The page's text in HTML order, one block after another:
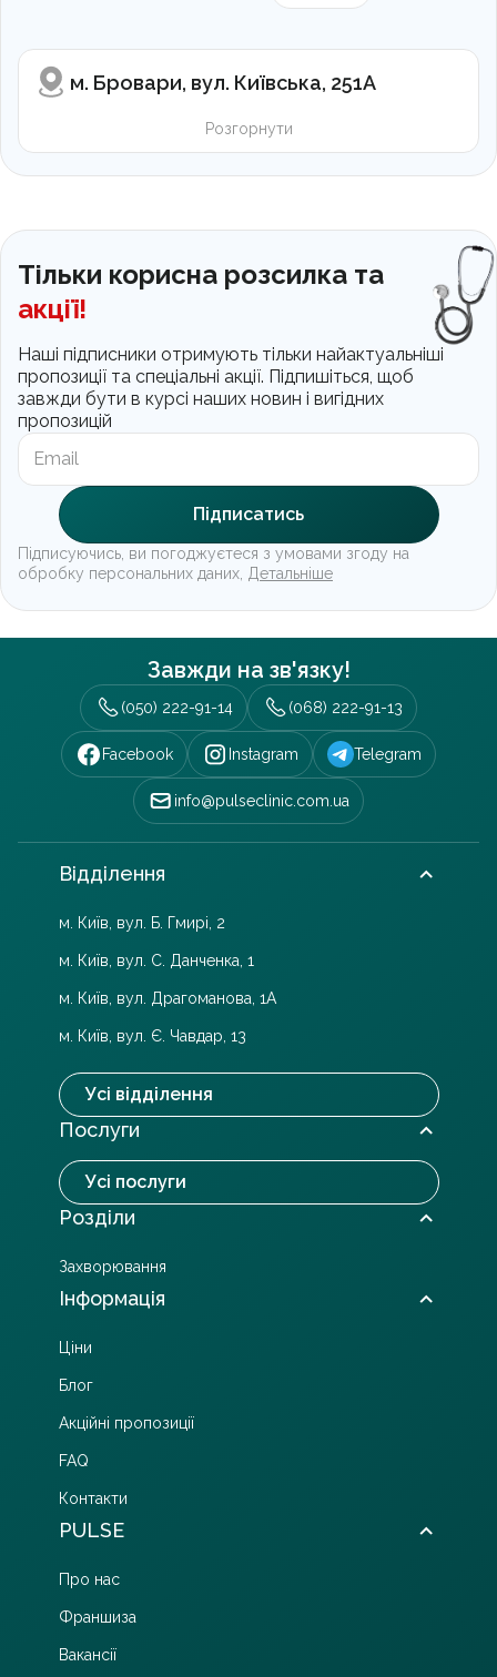
м. Бровари, вул. Київська, 251А
Розгорнути
Тільки корисна розсилка та
акції!
Наші підписники отримують тільки найактуальніші
пропозиції та спеціальні акції. Підпишіться, щоб
завжди бути в курсі наших новин і вигідних
пропозицій
Підписуючись, ви погоджуєтеся з умовами згоду на
обробку персональних даних, Детальніше
Підписатись
Завжди на зв'язку!
info@pulseclinic.com.ua
(050) 222-91-14 (068) 222-91-13
Facebook Instagram Telegram
Відділення
м. Київ, вул. Б. Гмирі, 2
м. Київ, вул. С. Данченка, 1
м. Київ, вул. Драгоманова, 1А
м. Київ, вул. Є. Чавдар, 13
Усі відділення
Послуги
Усі послуги
Розділи
Захворювання
Інформація
Ціни
Блог
Акційні пропозиції
FAQ
Контакти
PULSE
Про нас
Франшиза
Вакансії